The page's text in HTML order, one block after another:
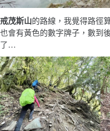
戒茂斯山的路線，我覺得路徑
也會有黃色的數字牌子，數到
了…